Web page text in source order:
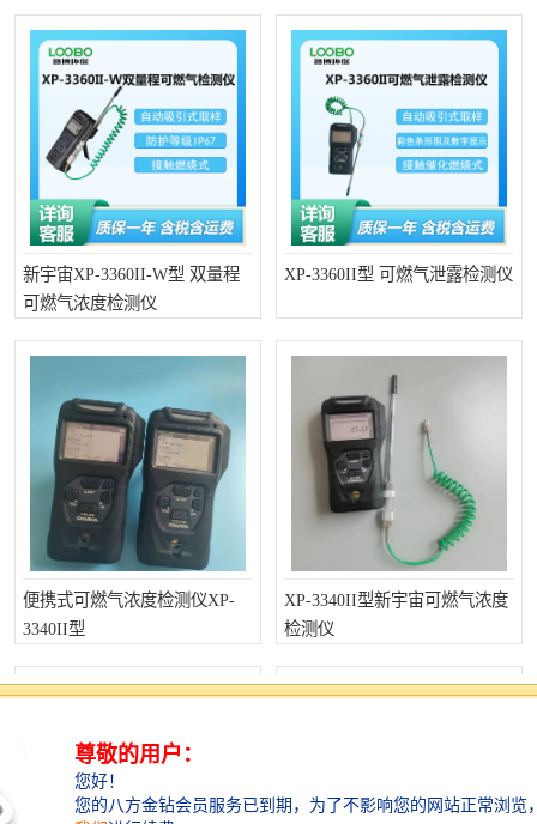
新宇宙XP-3360II-W型 双量程
可燃气浓度检测仪
XP-3360II型 可燃气泄露检测仪
便携式可燃气浓度检测仪XP-
3340II型
XP-3340II型新宇宙可燃气浓度
检测仪